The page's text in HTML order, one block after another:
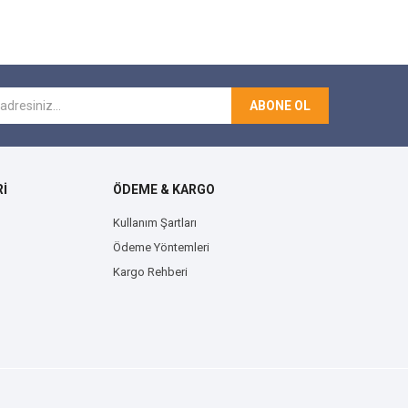
ABONE OL
ÖDEME & KARGO
Kullanım Şartları
Ödeme Yöntemleri
Kargo Rehberi